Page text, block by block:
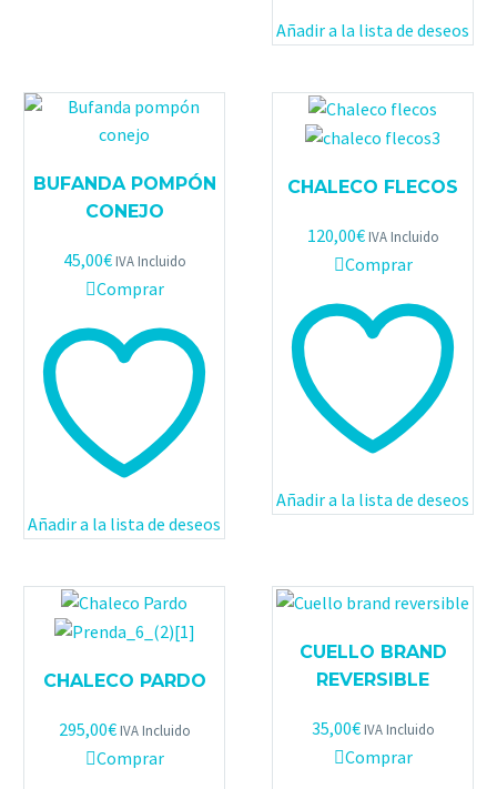
la
Añadir a la lista de deseos
BUFANDA POMPÓN
CONEJO
45,00€ IVA Incluido
Comprar
Añadir a la lista de deseos
CHALECO FLECOS
120,00€ IVA Incluido
Comprar
Añadir a la lista de deseos
CHALECO PARDO
295,00€ IVA Incluido
Comprar
CUELLO BRAND
REVERSIBLE
35,00€ IVA Incluido
Comprar